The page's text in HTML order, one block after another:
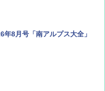
年8月号「南アルプス大全」